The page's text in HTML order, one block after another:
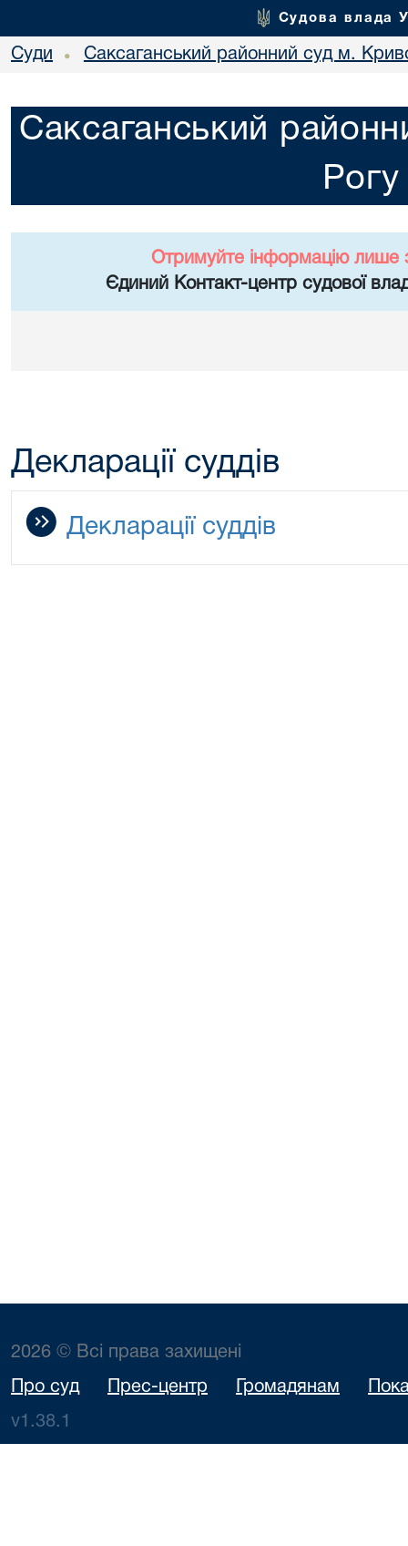
Судова влада
Суди • Саксаганський районний суд м.
Саксаганський
Рогу
Отримуйте інформацію лише
Єдиний Контакт-центр судової
Декларації суддів
Декларації суддів
2026 © Всі права захищені
Про суд Прес-центр Громадянам
v1.38.1